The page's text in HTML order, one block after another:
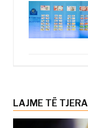
LAJME TË TJERA